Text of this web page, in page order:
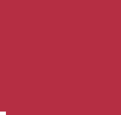
te voorkomen. Immers er
deze kaarsen, altijd een mogelijkheid
zijn.
december